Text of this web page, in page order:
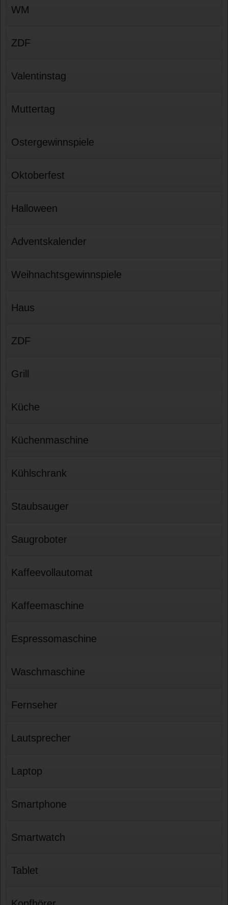
WM
ZDF
Valentinstag
Muttertag
Ostergewinnspiele
Oktoberfest
Halloween
Adventskalender
Weihnachtsgewinnspiele
Haus
ZDF
Grill
Küche
Küchenmaschine
Kühlschrank
Staubsauger
Saugroboter
Kaffeevollautomat
Kaffeemaschine
Espressomaschine
Waschmaschine
Fernseher
Lautsprecher
Laptop
Smartphone
Smartwatch
Tablet